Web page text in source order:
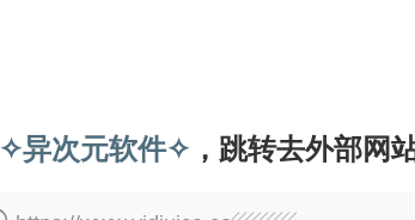
✧异次元软件✧ ，跳转去外部网